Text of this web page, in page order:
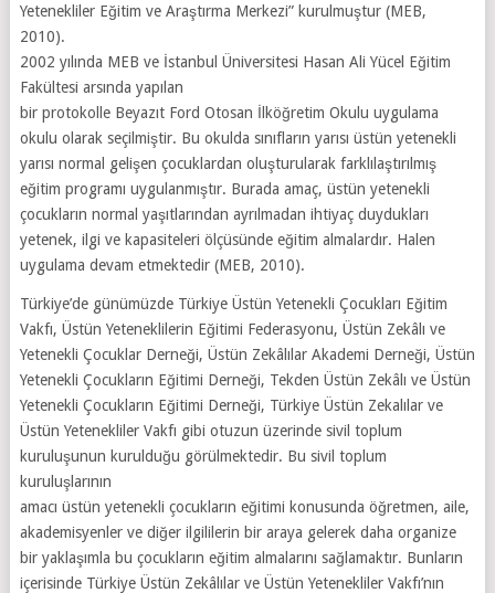
Yetenekliler Eğitim ve Araştırma Merkezi” kurulmuştur (MEB,
2010).
2002 yılında MEB ve İstanbul Üniversitesi Hasan Ali Yücel Eğitim
Fakültesi arsında yapılan
bir protokolle Beyazıt Ford Otosan İlköğretim Okulu uygulama
okulu olarak seçilmiştir. Bu okulda sınıfların yarısı üstün yetenekli
yarısı normal gelişen çocuklardan oluşturularak farklılaştırılmış
eğitim programı uygulanmıştır. Burada amaç, üstün yetenekli
çocukların normal yaşıtlarından ayrılmadan ihtiyaç duydukları
yetenek, ilgi ve kapasiteleri ölçüsünde eğitim almalardır. Halen
uygulama devam etmektedir (MEB, 2010).
Türkiye’de günümüzde Türkiye Üstün Yetenekli Çocukları Eğitim
Vakfı, Üstün Yeteneklilerin Eğitimi Federasyonu, Üstün Zekâlı ve
Yetenekli Çocuklar Derneği, Üstün Zekâlılar Akademi Derneği, Üstün
Yetenekli Çocukların Eğitimi Derneği, Tekden Üstün Zekâlı ve Üstün
Yetenekli Çocukların Eğitimi Derneği, Türkiye Üstün Zekalılar ve
Üstün Yetenekliler Vakfı gibi otuzun üzerinde sivil toplum
kuruluşunun kurulduğu görülmektedir. Bu sivil toplum
kuruluşlarının
amacı üstün yetenekli çocukların eğitimi konusunda öğretmen, aile,
akademisyenler ve diğer ilgililerin bir araya gelerek daha organize
bir yaklaşımla bu çocukların eğitim almalarını sağlamaktır. Bunların
içerisinde Türkiye Üstün Zekâlılar ve Üstün Yetenekliler Vakfı’nın